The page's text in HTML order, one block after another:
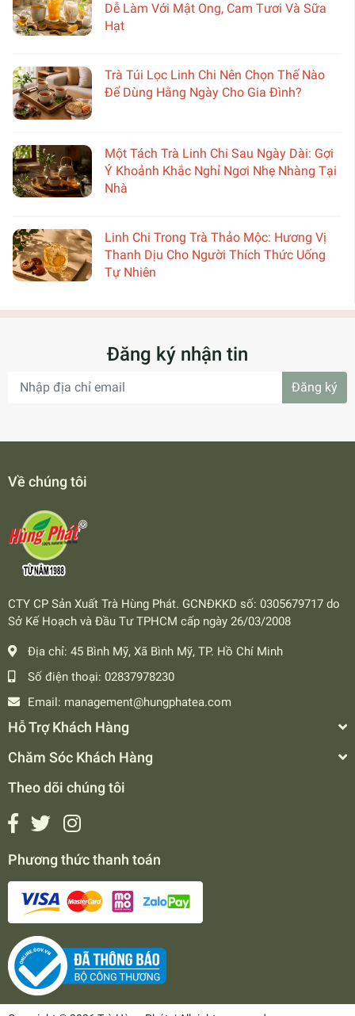
Dễ Làm Với Mật Ong, Cam Tươi Và Sữa
Hạt
Trà Túi Lọc Linh Chi Nên Chọn Thế Nào
Để Dùng Hằng Ngày Cho Gia Đình?
Một Tách Trà Linh Chi Sau Ngày Dài: Gợi
Ý Khoảnh Khắc Nghỉ Ngơi Nhẹ Nhàng Tại
Nhà
Linh Chi Trong Trà Thảo Mộc: Hương Vị
Thanh Dịu Cho Người Thích Thức Uống
Tự Nhiên
Đăng ký nhận tin
Đăng ký
Về chúng tôi
CTY CP Sản Xuất Trà Hùng Phát. GCNĐKKD số: 0305679717 do
Sở Kế Hoạch và Đầu Tư TPHCM cấp ngày 26/03/2008
Địa chỉ: 45 Bình Mỹ, Xã Bình Mỹ, TP. Hồ Chí Minh
Số điện thoại: 02837978230
Email: management@hungphatea.com
Hỗ Trợ Khách Hàng
Chăm Sóc Khách Hàng
Theo dõi chúng tôi
Phương thức thanh toán